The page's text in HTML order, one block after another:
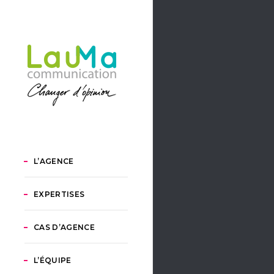
L’AGENCE
EXPERTISES
CAS D’AGENCE
L’ÉQUIPE